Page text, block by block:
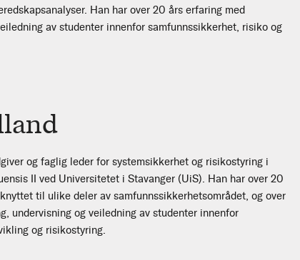
Han har over 20 års erfaring med
av studenter innenfor samfunnssikkerhet, risiko og
og faglig leder for systemsikkerhet og risikostyring i
II ved Universitetet i Stavanger (UiS). Han har over 20
til ulike deler av samfunnssikkerhetsområdet, og over
undervisning og veiledning av studenter innenfor
og risikostyring.